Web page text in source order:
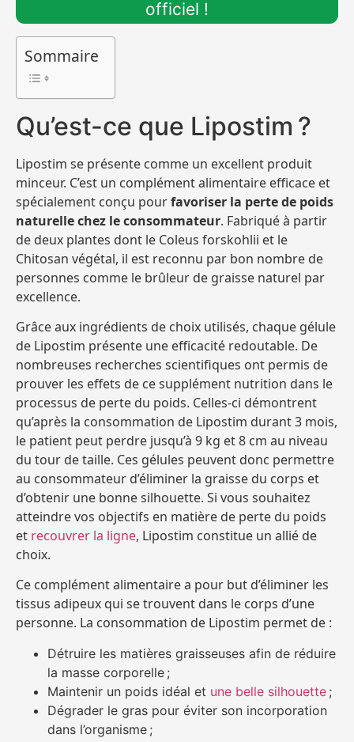
officiel !
Sommaire
Qu’est-ce que Lipostim ?
Lipostim se présente comme un excellent produit
minceur. C’est un complément alimentaire efficace et
spécialement conçu pourfavoriser la perte de poids
naturelle chez le consommateur. Fabriqué à partir
de deux plantes dont le Coleus forskohlii et le
Chitosan végétal, il est reconnu par bon nombre de
personnes comme le brûleur de graisse naturel par
excellence.
Grâce aux ingrédients de choix utilisés, chaque gélule
de Lipostim présente une efficacité redoutable. De
nombreuses recherches scientifiques ont permis de
prouver les effets de ce supplément nutrition dans le
processus de perte du poids. Celles-ci démontrent
qu’après la consommation de Lipostim durant 3 mois,
le patient peut perdre jusqu’à 9 kg et 8 cm au niveau
du tour de taille. Ces gélules peuvent donc permettre
au consommateur d’éliminer la graisse du corps et
d’obtenir une bonne silhouette. Si vous souhaitez
atteindre vos objectifs en matière de perte du poids
et recouvrer la ligne, Lipostim constitue un allié de
choix.
Ce complément alimentaire a pour but d’éliminer les
tissus adipeux qui se trouvent dans le corps d’une
personne. La consommation de Lipostim permet de :
Détruire les matières graisseuses afin de réduire
la masse corporelle ;
Maintenir un poids idéal et une belle silhouette ;
Dégrader le gras pour éviter son incorporation
dans l’organisme ;